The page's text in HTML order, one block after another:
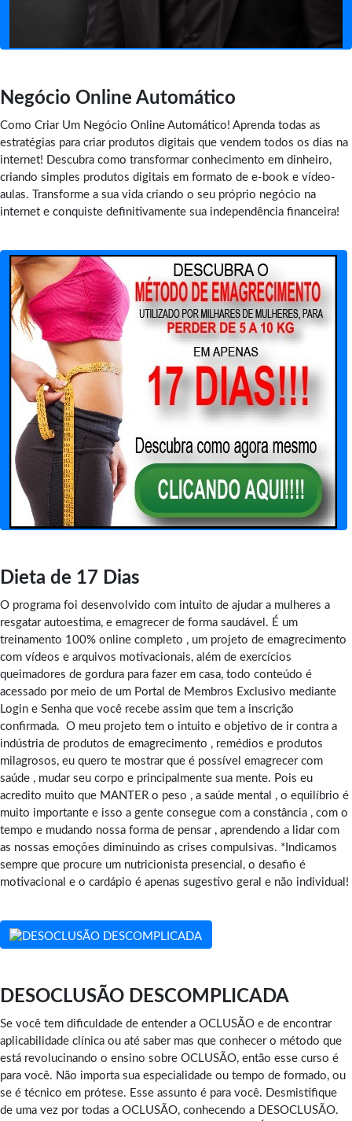
Negócio Online Automático
Como Criar Um Negócio Online Automático! Aprenda todas as
estratégias para criar produtos digitais que vendem todos os dias na
internet! Descubra como transformar conhecimento em dinheiro,
criando simples produtos digitais em formato de e-book e vídeo-
aulas. Transforme a sua vida criando o seu próprio negócio na
internet e conquiste definitivamente sua independência financeira!
Dieta de 17 Dias
O programa foi desenvolvido com intuito de ajudar a mulheres a
resgatar autoestima, e emagrecer de forma saudável. É um
treinamento 100% online completo , um projeto de emagrecimento
com vídeos e arquivos motivacionais, além de exercícios
queimadores de gordura para fazer em casa, todo conteúdo é
acessado por meio de um Portal de Membros Exclusivo mediante
Login e Senha que você recebe assim que tem a inscrição
confirmada. O meu projeto tem o intuito e objetivo de ir contra a
indústria de produtos de emagrecimento , remédios e produtos
milagrosos, eu quero te mostrar que é possível emagrecer com
saúde , mudar seu corpo e principalmente sua mente. Pois eu
acredito muito que MANTER o peso , a saúde mental , o equilíbrio é
muito importante e isso a gente consegue com a constância , com o
tempo e mudando nossa forma de pensar , aprendendo a lidar com
as nossas emoções diminuindo as crises compulsivas. *Indicamos
sempre que procure um nutricionista presencial, o desafio é
motivacional e o cardápio é apenas sugestivo geral e não individual!
DESOCLUSÃO DESCOMPLICADA
Se você tem dificuldade de entender a OCLUSÃO e de encontrar
aplicabilidade clínica ou até saber mas que conhecer o método que
está revolucinando o ensino sobre OCLUSÃO, então esse curso é
para você. Não importa sua especialidade ou tempo de formado, ou
se é técnico em prótese. Esse assunto é para você. Desmistifique
de uma vez por todas a OCLUSÃO, conhecendo a DESOCLUSÃO.